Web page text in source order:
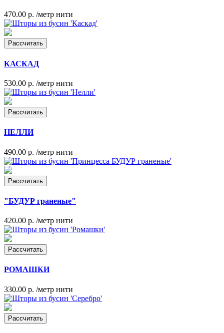
470.00 р. /метр нити
Рассчитать
КАСКАД
530.00 р. /метр нити
Рассчитать
НЕЛЛИ
490.00 р. /метр нити
Рассчитать
"БУДУР граненые"
420.00 р. /метр нити
Рассчитать
РОМАШКИ
330.00 р. /метр нити
Рассчитать